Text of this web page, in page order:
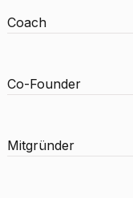
Coach
Co-Founder
Mitgründer